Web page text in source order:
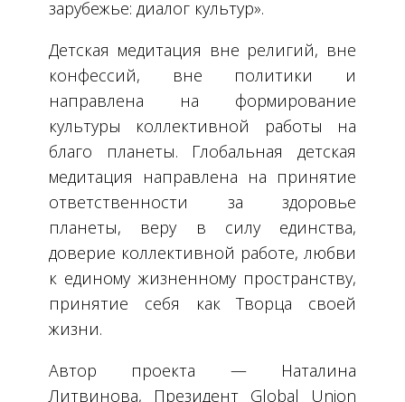
зарубежье: диалог культур».
Детская медитация вне религий, вне
конфессий, вне политики и
направлена на формирование
культуры коллективной работы на
благо планеты. Глобальная детская
медитация направлена на принятие
ответственности за здоровье
планеты, веру в силу единства,
доверие коллективной работе, любви
к единому жизненному пространству,
принятие себя как Творца своей
жизни.
Автор проекта — Наталина
Литвинова, Президент Global
Union